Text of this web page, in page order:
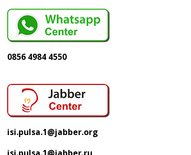
0856 4984 4550
isi.pulsa.1@jabber.org